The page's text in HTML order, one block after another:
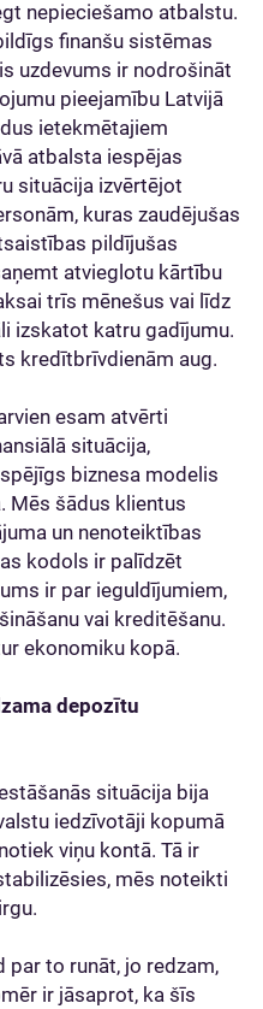
nepieciešamo atbalstu.
finanšu sistēmas
uzdevums ir nodrošināt
pieejamību Latvijā
ietekmētajiem
atbalsta iespējas
situācija izvērtējot
kuras zaudējušas
pildījušas
atvieglotu kārtību
trīs mēnešus vai līdz
izskatot katru gadījumu.
kredītbrīvdienām aug.
esam atvērti
situācija,
biznesa modelis
Mēs šādus klientus
un nenoteiktības
kodols ir palīdzēt
ir par ieguldījumiem,
vai kreditēšanu.
ekonomiku kopā.
depozītu
situācija bija
iedzīvotāji kopumā
viņu kontā. Tā ir
mēs noteikti
par to runāt, jo redzam,
ir jāsaprot, ka šīs